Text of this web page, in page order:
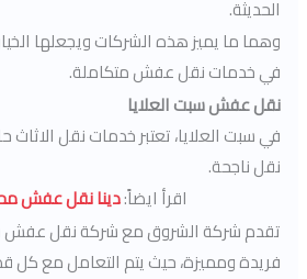
الحديثة.
وهما ما يميز هذه الشركات ويجعلها
في خدمات نقل عفش متكاملة.
نقل عفش سبت العلايا
في سبت العلايا، تعتبر خدمات نقل
نقل ناجحة.
اقرأ ايضاً:دينا نقل عفش
تقدم شركة الشروق مع شركة نقل عفش
فريدة ومميزة، حيث يتم التعامل مع كل